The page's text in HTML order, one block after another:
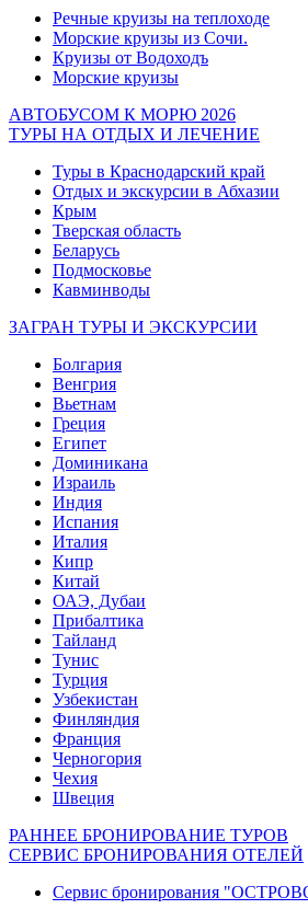
Речные круизы на теплоходе
Морские круизы из Сочи.
Круизы от Водоходъ
Морские круизы
АВТОБУСОМ К МОРЮ 2026
ТУРЫ НА ОТДЫХ И ЛЕЧЕНИЕ
Туры в Краснодарский край
Отдых и экскурсии в Абхазии
Крым
Тверская область
Беларусь
Подмосковье
Кавминводы
ЗАГРАН ТУРЫ И ЭКСКУРСИИ
Болгария
Венгрия
Вьетнам
Греция
Египет
Доминикана
Израиль
Индия
Испания
Италия
Кипр
Китай
ОАЭ, Дубаи
Прибалтика
Тайланд
Тунис
Турция
Узбекистан
Финляндия
Франция
Черногория
Чехия
Швеция
РАННЕЕ БРОНИРОВАНИЕ ТУРОВ
СЕРВИС БРОНИРОВАНИЯ ОТЕЛЕЙ
Сервис бронирования